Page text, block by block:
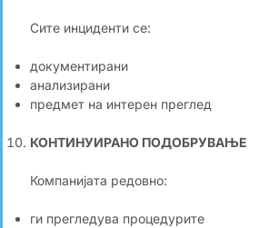
Сите инциденти се:
документирани
анализирани
предмет на интерен преглед
КОНТИНУИРАНО ПОДОБРУВАЊЕ
Компанијата редовно:
ги прегледува процедурите